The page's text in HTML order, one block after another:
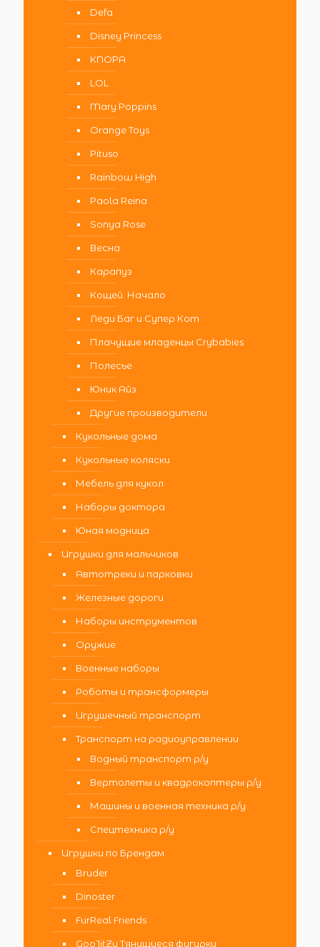
Defa
Disney Princess
KNOPA
LOL
Mary Poppins
Orange Toys
Pituso
Rainbow High
Paola Reina
Sonya Rose
Весна
Карапуз
Кощей. Начало
Леди Баг и Супер Кот
Плачущие младенцы Crybabies
Полесье
Юник Айз
Другие производители
Кукольные дома
Кукольные коляски
Мебель для кукол
Наборы доктора
Юная модница
Игрушки для мальчиков
Автотреки и парковки
Железные дороги
Наборы инструментов
Оружие
Военные наборы
Роботы и трансформеры
Игрушечный транспорт
Транспорт на радиоуправлении
Водный транспорт р/у
Вертолеты и квадрокоптеры р/у
Машины и военная техника р/у
Спецтехника р/у
Игрушки по Брендам
Bruder
Dinoster
FurReal Friends
GooJitZu Тянущиеся фигурки